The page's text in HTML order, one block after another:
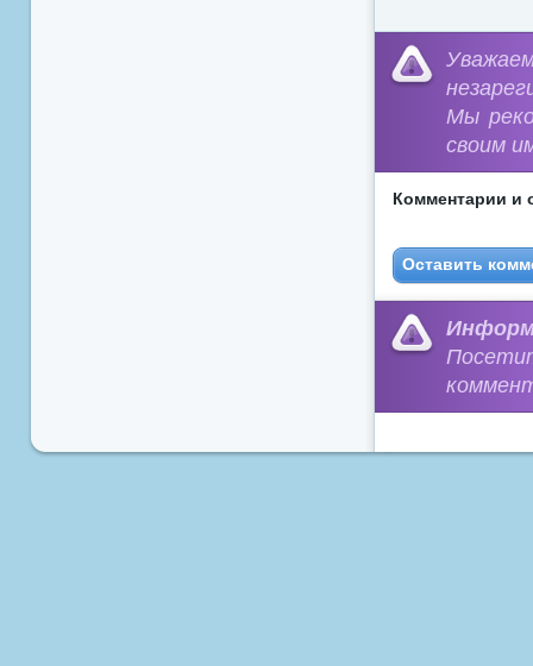
Мы
своим
Комментарии и
Оставить